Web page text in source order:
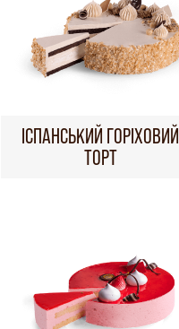
ІСПАНСЬКИЙ ГОРІХОВИЙ
ТОРТ